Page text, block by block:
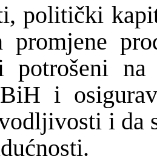
politički
promjene
na
BiH i
i da